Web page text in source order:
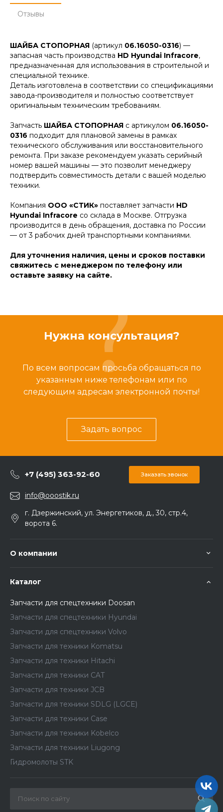
Отзывы
ШАЙБА СТОПОРНАЯ (артикул 06.16050-0316) —
запасная часть производства HD Hyundai Infracore,
предназначенная для использования в строительной и
специальной технике.
Деталь изготовлена в соответствии со спецификациями
завода-производителя и полностью соответствует
оригинальным техническим требованиям.
Запчасть ШАЙБА СТОПОРНАЯ с артикулом 06.16050-
0316 подходит для плановой замены в рамках
технического обслуживания или восстановительного
ремонта. При заказе рекомендуем указать серийный
номер вашей машины — это позволит менеджеру
подтвердить совместимость детали с вашей моделью
техники.
Компания ООО «СТИК» поставляет запчасти HD
Hyundai Infracore со склада в Москве. Отгрузка
производится в день обращения, доставка по России
— от 3 рабочих дней транспортными компаниями.
Для уточнения наличия, цены и сроков поставки
свяжитесь с менеджером по телефону или
оставьте заявку на сайте.
Нужна консультация?
По всем вопросам просьба обращаться по
указанным ниже телефонам или по
следующим адресам электронной почты!
Задать вопрос
+7 (495) 363-92-60 Заказать звонок
info@ooostik.ru
г. Дзержинский, ул. Энергетиков, д., 30, стр.4,
ворота 6.
О компании
Каталог
Запчасти для спецтехники Doosan
Запчасти для спецтехники Hyundai
Запчасти для спецтехники Volvo
Запчасти для техники Komatsu
Запчасти для техники Hitachi
Запчасти для техники CAT
Запчасти для техники JCB
Запчасти для техники SDLG (LGCE)
Запчасти для техники Case
Запчасти для техники Kobelco
Запчасти для техники Liugong
Гидромолоты STK